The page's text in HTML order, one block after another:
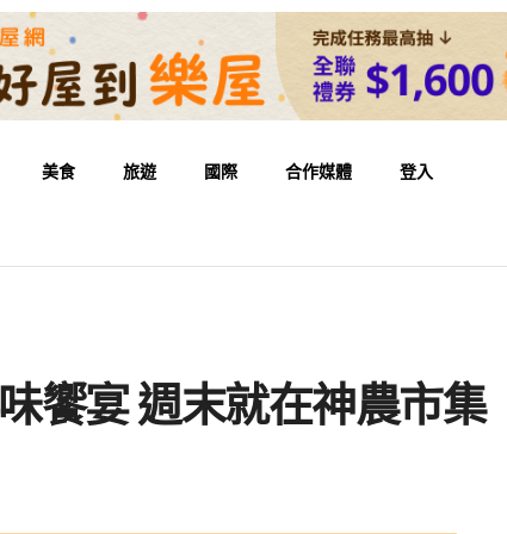
美食 旅遊 國際 合作媒體 登入
饗宴 週末就在神農市集